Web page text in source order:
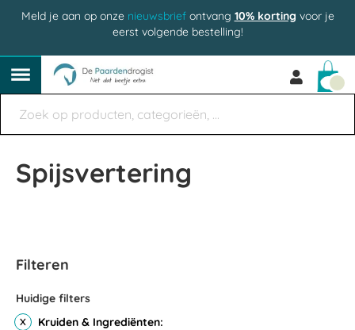
Meld je aan op onze nieuwsbriefontvang 10% korting voor je
eerst volgende bestelling!
Spijsvertering
Filteren
Huidige filters
Kruiden & Ingrediënten